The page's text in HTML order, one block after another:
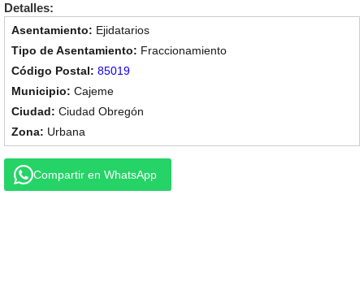
Detalles:
Ejidatarios
Fraccionamiento
85019
Cajeme
Ciudad Obregón
Urbana
Compartir en WhatsApp